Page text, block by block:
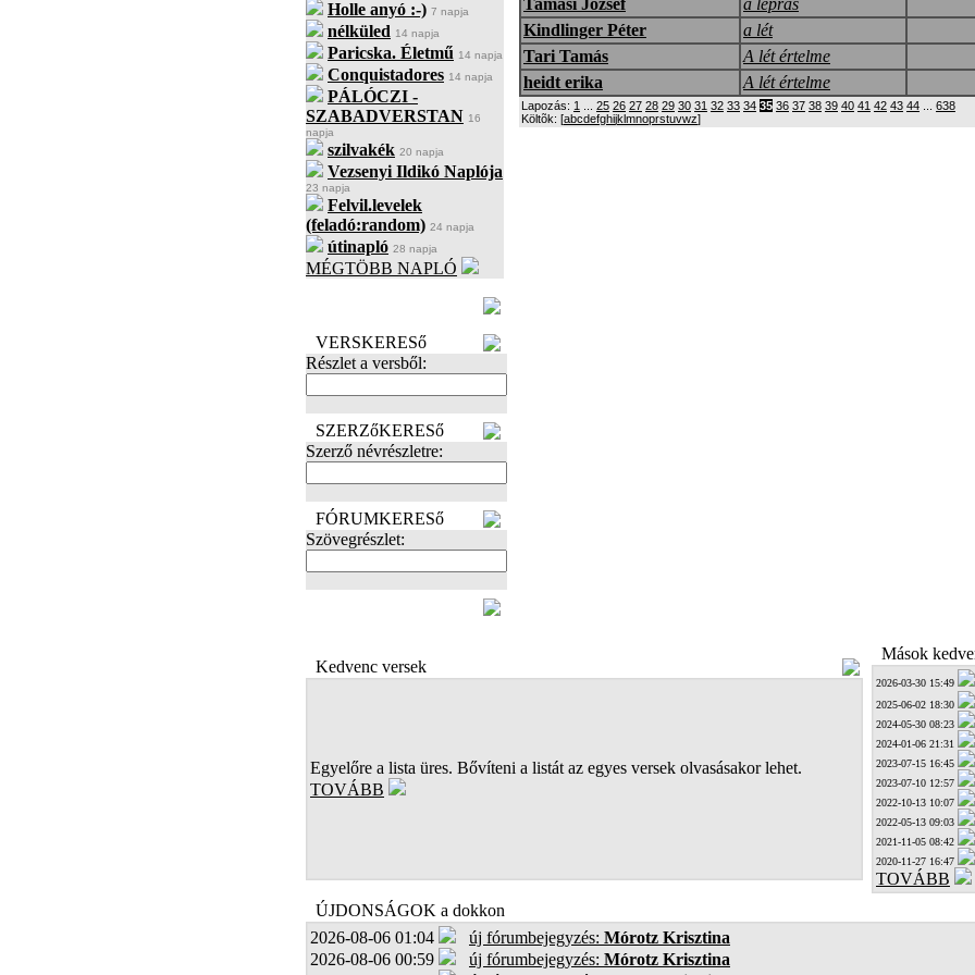
Holle anyó :-) 7 napja
nélküled 14 napja
Paricska. Életmű 14 napja
Conquistadores 14 napja
PÁLÓCZI -
SZABADVERSTAN 16
napja
szilvakék 20 napja
Vezsenyi Ildikó Naplója
23 napja
Felvil.levelek
(feladó:random) 24 napja
útinapló 28 napja
MÉGTÖBB NAPLÓ
VERSKERESő
Részlet a versből:
SZERZőKERESő
Szerző névrészletre:
FÓRUMKERESő
Szövegrészlet:
Tamási József
a leprás
Kindlinger Péter
a lét
Tari Tamás
A lét értelme
heidt erika
A lét értelme
Lapozás: 1 25 26 27 28 29 30 31 32 33 34 35 36 37 38 39 40 41 42 43 44
638
Költõk: [abcdefghijklmnoprstuvwz]
Kedvenc versek
Egyelőre a lista üres. Bővíteni a listát az egyes versek olvasásakor lehet.
TOVÁBB
Mások
2026-03-30 15:49
2025-06-02 18:30
2024-05-30 08:23
2024-01-06 21:31
2023-07-15 16:45
2023-07-10 12:57
2022-10-13 10:07
2022-05-13 09:03
2021-11-05 08:42
2020-11-27 16:47
TOVÁBB
ÚJDONSÁGOK a dokkon
2026-08-06 01:04
új fórumbejegyzés: Mórotz Krisztina
2026-08-06 00:59
új fórumbejegyzés: Mórotz Krisztina